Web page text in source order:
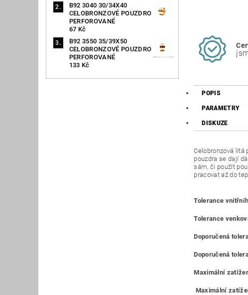
B92 3040 30/34X40
CELOBRONZOVÉ POUZDRO
PERFOROVANÉ
67 Kč
B92 3550 35/39X50
CELOBRONZOVÉ POUZDRO
PERFOROVANÉ
133 Kč
POPIS
PARAMETRY
DISKUZE
Celobronzová lítá
pouzdra se dají
sám, či použít
pracovat až do
Tolerance
Tolerance
Doporučená
Doporučená
Maximální
Maximální